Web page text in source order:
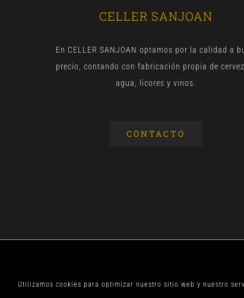
Utilizamos cookies para optimizar nuestro sitio web y nuestro
CELLER SANJOAN
En CELLER SANJOAN optamos por la calidad a
precio, contando con fabricación propia de
agua, licores y vinos.
CONTACTO